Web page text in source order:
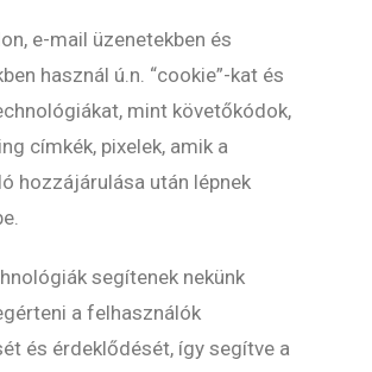
e-mail üzenetekben és
használ ú.n. “cookie”-kat és
mint követőkódok,
címkék, pixelek, amik a
hozzájárulása után lépnek
segítenek nekünk
a felhasználók
és érdeklődését, így segítve a